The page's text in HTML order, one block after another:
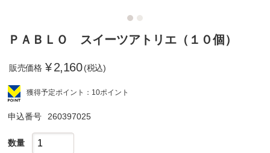
ＰＡＢＬＯ スイーツアトリエ（１０個）
販売価格 ¥2,160 (税込)
獲得予定ポイント：10ポイント
申込番号 260397025
数量